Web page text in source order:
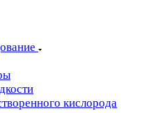
кислорода